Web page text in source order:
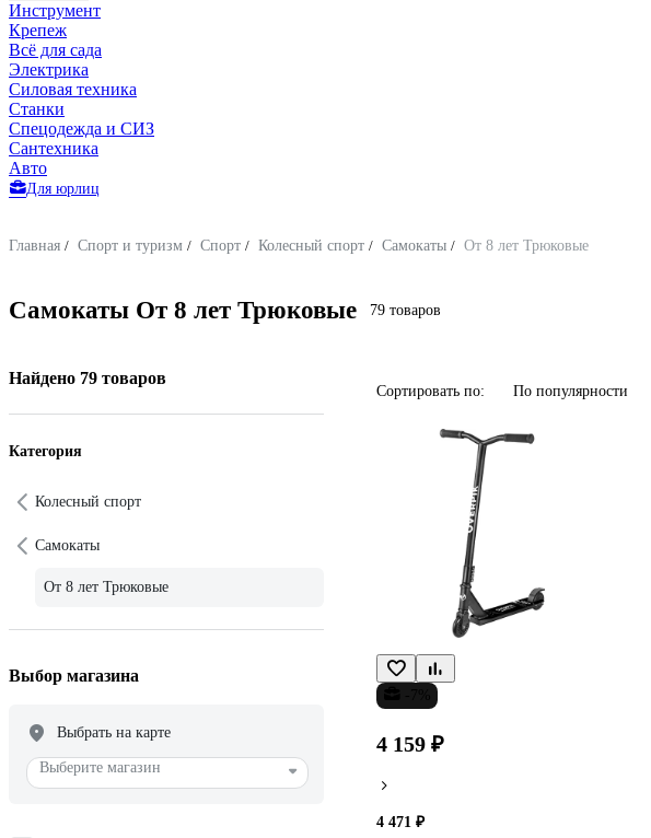
Инструмент
Крепеж
Всё для сада
Электрика
Силовая техника
Станки
Спецодежда и СИЗ
Сантехника
Авто
Для юрлиц
Главная / Спорт и туризм / Спорт / Колесный спорт / Самокаты / От 8 лет Трюковые
Самокаты От 8 лет Трюковые 79 товаров
Найдено 79 товаров
Категория
Колесный спорт
Самокаты
От 8 лет Трюковые
Выбор магазина
Выбрать на карте
Выберите магазин
Сортировать по: По популярности
4 159 ₽
4 471 ₽